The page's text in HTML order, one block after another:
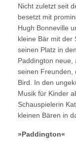
Nicht zuletzt seit
besetzt mit
Hugh Bonneville
kleine Bär mit der
seinen Platz in
Paddington neue,
seinen Freunden,
Bird. In den
Musik für Kinder
Schauspielerin
kleinen Bären in
»Paddington«